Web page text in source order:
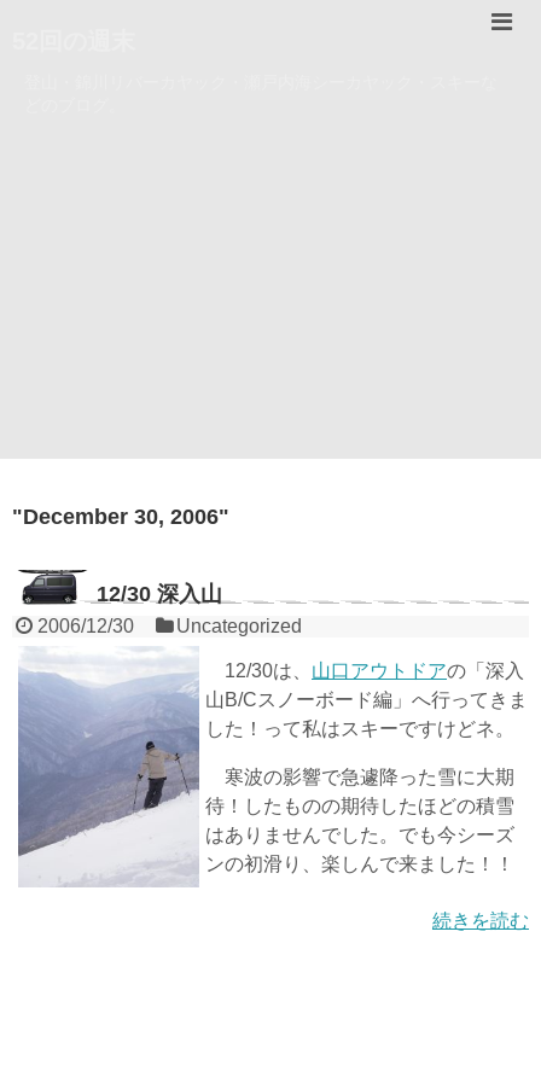
"December 30, 2006"
12/30 深入山
2006/12/30 Uncategorized
12/30は、 山口アウトドアの「深入
山B/Cスノーボード編」へ行ってきま
した！って私はスキーですけどネ。
寒波の影響で急遽降った雪に大期
待！したものの期待したほどの積雪
はありませんでした。でも今シーズ
ンの初滑り、楽しんで来ました！！
続きを読む